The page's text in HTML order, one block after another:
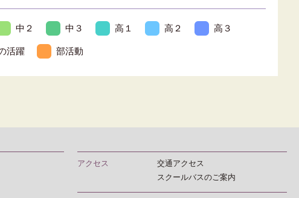
中２ 中３ 高１ 高２ 高３
活躍 部活動
アクセス
交通アクセス
スクールバスのご案内